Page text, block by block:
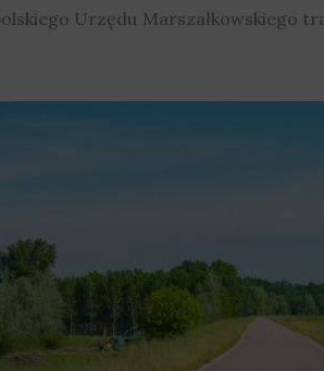
Urzędu Marszałkowskiego